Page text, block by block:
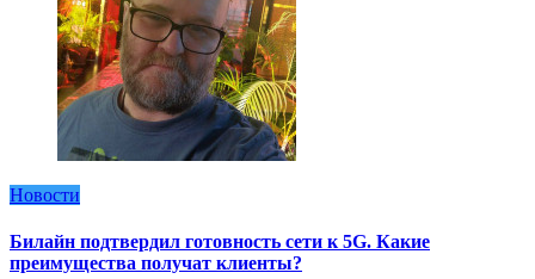
Новости
Билайн подтвердил готовность сети к 5G. Какие
преимущества получат клиенты?